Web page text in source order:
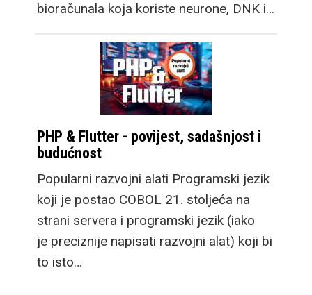
bioračunala koja koriste neurone, DNK i…
PHP & Flutter - povijest, sadašnjost i
budućnost
Popularni razvojni alati Programski jezik
koji je postao COBOL 21. stoljeća na
strani servera i programski jezik (iako
je preciznije napisati razvojni alat) koji bi
to isto…